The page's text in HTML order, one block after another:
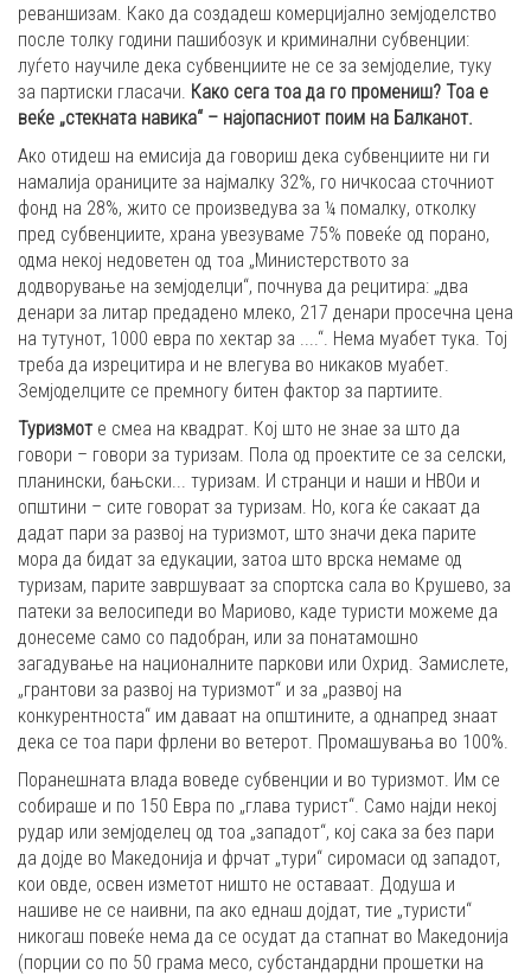
реваншизам. Како да создадеш комерцијално земјоделство
после толку години пашибозук и криминални субвенции:
луѓето научиле дека субвенциите не се за земјоделие, туку
за партиски гласачи. Како сега тоа да го промениш? Тоа е
веќе „стекната навика“ – најопасниот поим на Балканот.
Ако отидеш на емисија да говориш дека субвенциите ни ги
намалија ораниците за најмалку 32%, го ничкосаа сточниот
фонд на 28%, жито се произведува за ¼ помалку, отколку
пред субвенциите, храна увезуваме 75% повеќе од порано,
одма некој недоветен од тоа „Министерството за
додворување на земјоделци“, почнува да рецитира: „два
денари за литар предадено млеко, 217 денари просечна цена
на тутунот, 1000 евра по хектар за ....“. Нема муабет тука. Тој
треба да изрецитира и не влегува во никаков муабет.
Земјоделците се премногу битен фактор за партиите.
Туризмот е смеа на квадрат. Кој што не знае за што да
говори – говори за туризам. Пола од проектите се за селски,
планински, бањски... туризам. И странци и наши и НВОи и
општини – сите говорат за туризам. Но, кога ќе сакаат да
дадат пари за развој на туризмот, што значи дека парите
мора да бидат за едукации, затоа што врска немаме од
туризам, парите завршуваат за спортска сала во Крушево, за
патеки за велосипеди во Мариово, каде туристи можеме да
донесеме само со падобран, или за понатамошно
загадување на националните паркови или Охрид. Замислете,
„грантови за развој на туризмот“ и за „развој на
конкурентноста“ им даваат на општините, а однапред знаат
дека се тоа пари фрлени во ветерот. Промашувања во 100%.
Поранешната влада воведе субвенции и во туризмот. Им се
собираше и по 150 Евра по „глава турист“. Само најди некој
рудар или земјоделец од тоа „западот“, кој сака за без пари
да дојде во Македонија и фрчат „тури“ сиромаси од западот,
кои овде, освен изметот ништо не оставаат. Додуша и
нашиве не се наивни, па ако еднаш дојдат, тие „туристи“
никогаш повеќе нема да се осудат да стапнат во Македонија
(порции со по 50 грама месо, субстандардни прошетки на